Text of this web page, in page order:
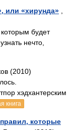
или «хирунда»
будет
нечто,
(2010)
хэдхантерским
книга
которые